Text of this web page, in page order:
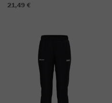
21,49 €